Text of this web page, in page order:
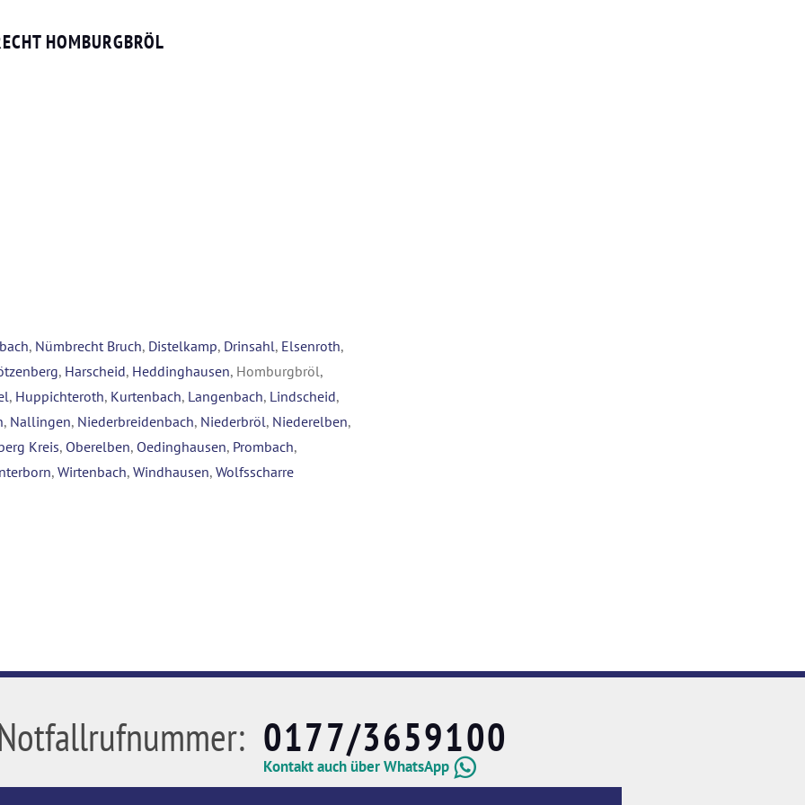
HOMBURGBRÖL
, Nümbrecht Bruch, Distelkamp, Drinsahl, Elsenroth,
, Harscheid, Heddinghausen, Homburgbröl,
, Huppichteroth, Kurtenbach, Langenbach, Lindscheid,
, Nallingen, Niederbreidenbach, Niederbröl, Niederelben,
Kreis, Oberelben, Oedinghausen, Prombach,
, Wirtenbach, Windhausen, Wolfsscharre
0177/3659100
Kontakt auch über WhatsApp